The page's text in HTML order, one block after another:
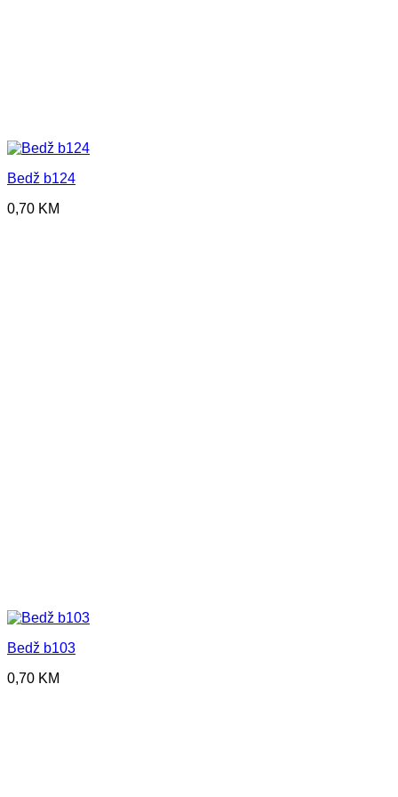
Bedž b124
0,70 KM
Bedž b103
0,70 KM